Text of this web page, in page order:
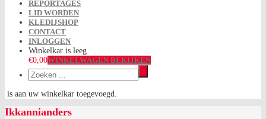
REPORTAGES
LID WORDEN
KLEDIJSHOP
CONTACT
INLOGGEN
Winkelkar is leeg
€0,00WINKELWAGEN BEKIJKEN
is aan uw winkelkar toegevoegd.
Ikkannianders